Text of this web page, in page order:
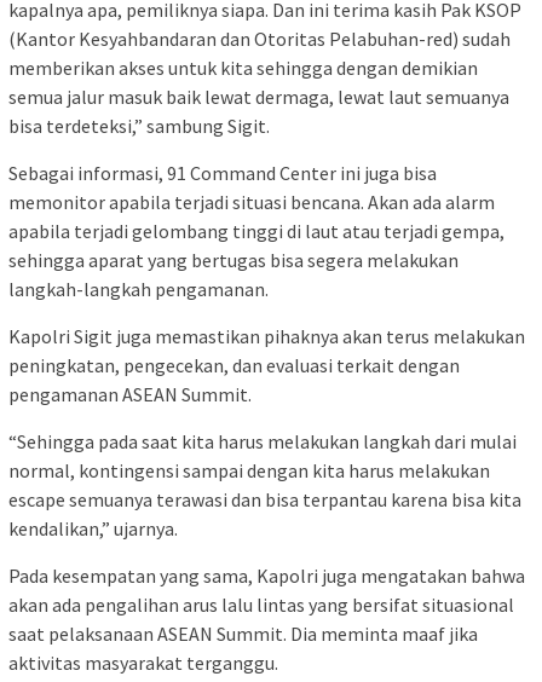
kapalnya apa, pemiliknya siapa. Dan ini terima kasih Pak KSOP
(Kantor Kesyahbandaran dan Otoritas Pelabuhan-red) sudah
memberikan akses untuk kita sehingga dengan demikian
semua jalur masuk baik lewat dermaga, lewat laut semuanya
bisa terdeteksi,” sambung Sigit.
Sebagai informasi, 91 Command Center ini juga bisa
memonitor apabila terjadi situasi bencana. Akan ada alarm
apabila terjadi gelombang tinggi di laut atau terjadi gempa,
sehingga aparat yang bertugas bisa segera melakukan
langkah-langkah pengamanan.
Kapolri Sigit juga memastikan pihaknya akan terus melakukan
peningkatan, pengecekan, dan evaluasi terkait dengan
pengamanan ASEAN Summit.
“Sehingga pada saat kita harus melakukan langkah dari mulai
normal, kontingensi sampai dengan kita harus melakukan
escape semuanya terawasi dan bisa terpantau karena bisa kita
kendalikan,” ujarnya.
Pada kesempatan yang sama, Kapolri juga mengatakan bahwa
akan ada pengalihan arus lalu lintas yang bersifat situasional
saat pelaksanaan ASEAN Summit. Dia meminta maaf jika
aktivitas masyarakat terganggu.